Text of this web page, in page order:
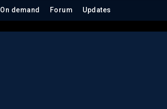
On demand Forum Updates